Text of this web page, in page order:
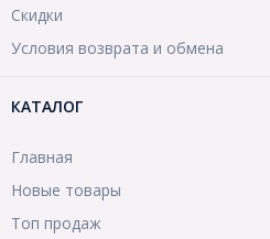
Скидки
Условия возврата и обмена
КАТАЛОГ
Главная
Новые товары
Топ продаж